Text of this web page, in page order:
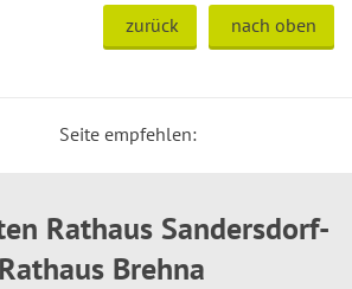
zurück nach oben
Seite empfehlen:
Rathaus Sandersdorf-
Brehna